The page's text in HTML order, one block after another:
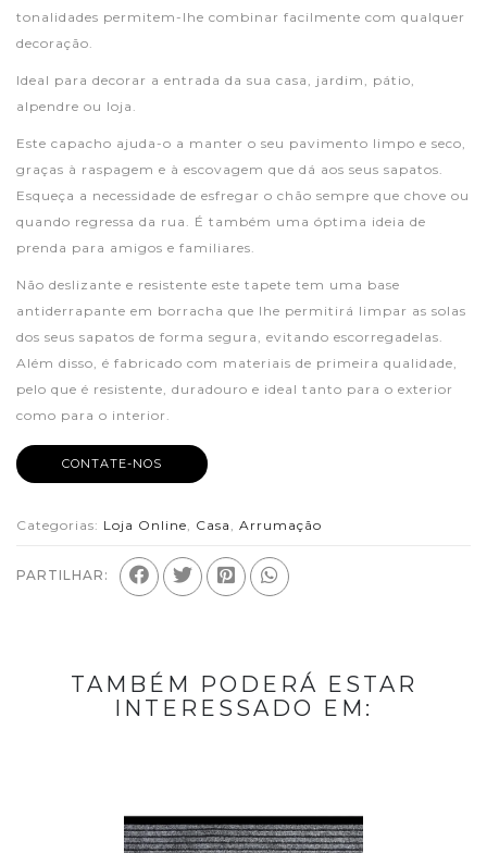
tonalidades permitem-lhe combinar facilmente com qualquer
decoração.
Ideal para decorar a entrada da sua casa, jardim, pátio,
alpendre ou loja.
Este capacho ajuda-o a manter o seu pavimento limpo e seco,
graças à raspagem e à escovagem que dá aos seus sapatos.
Esqueça a necessidade de esfregar o chão sempre que chove ou
quando regressa da rua. É também uma óptima ideia de
prenda para amigos e familiares.
Não deslizante e resistente este tapete tem uma base
antiderrapante em borracha que lhe permitirá limpar as solas
dos seus sapatos de forma segura, evitando escorregadelas.
Além disso, é fabricado com materiais de primeira qualidade,
pelo que é resistente, duradouro e ideal tanto para o exterior
como para o interior.
CONTATE-NOS
Categorias: Loja Online Casa Arrumação
PARTILHAR:
TAMBÉM PODERÁ ESTAR
INTERESSADO EM: